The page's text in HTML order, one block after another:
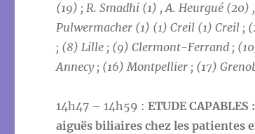
(19) ; R. Smadhi (1) , A. Heurgué (20)
Pulwermacher (1) (1) Creil (1) Creil ;
; (8) Lille ; (9) Clermont-Ferrand ;
Annecy ; (16) Montpellier ; (17)
14h47 – 14h59 :ETUDE
aiguës biliaires chez les patientes